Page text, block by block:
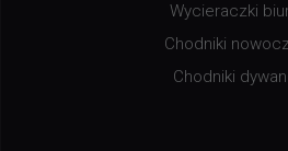
Wycieraczki
Chodniki
Chodniki